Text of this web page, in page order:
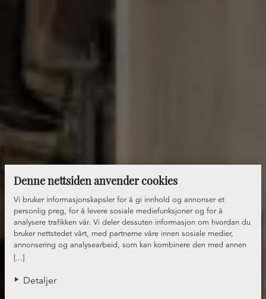
Denne nettsiden anvender cookies
[...]
Vi bruker informasjonskapsler for å gi innhold og annonser et
personlig preg, for å levere sosiale mediefunksjoner og for å
analysere trafikken vår. Vi deler dessuten informasjon om hvordan du
bruker nettstedet vårt, med partnerne våre innen sosiale medier,
annonsering og analysearbeid, som kan kombinere den med annen
informasjon du har gjort tilgjengelig for dem, eller som de har samlet
Detaljer